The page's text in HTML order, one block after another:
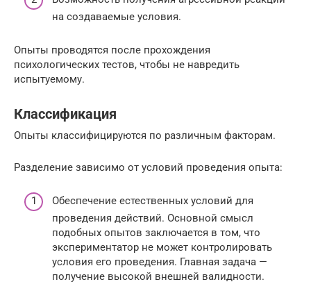
на создаваемые условия.
Опыты проводятся после прохождения
психологических тестов, чтобы не навредить
испытуемому.
Классификация
Опыты классифицируются по различным факторам.
Разделение зависимо от условий проведения опыта:
Обеспечение естественных условий для
проведения действий. Основной смысл
подобных опытов заключается в том, что
экспериментатор не может контролировать
условия его проведения. Главная задача —
получение высокой внешней валидности.